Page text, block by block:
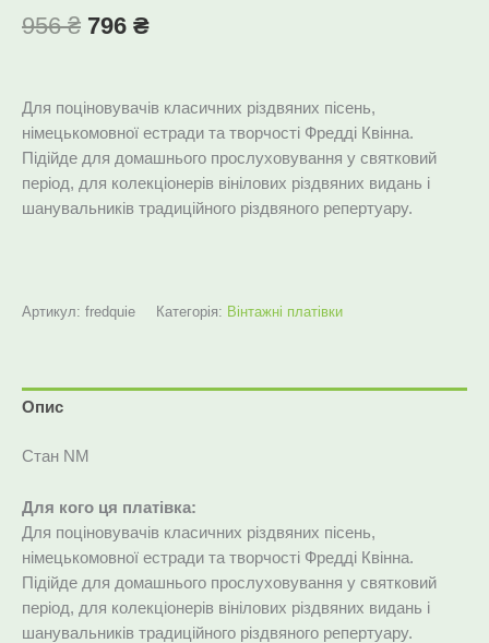
956₴ 796 ₴
Для поціновувачів класичних різдвяних пісень,
німецькомовної естради та творчості Фредді Квінна.
Підійде для домашнього прослуховування у святковий
період, для колекціонерів вінілових різдвяних видань і
шанувальників традиційного різдвяного репертуару.
Артикул: fredquie Категорія: Вінтажні платівки
Опис
Стан NM
Для кого ця платівка:
Для поціновувачів класичних різдвяних пісень,
німецькомовної естради та творчості Фредді Квінна.
Підійде для домашнього прослуховування у святковий
період, для колекціонерів вінілових різдвяних видань і
шанувальників традиційного різдвяного репертуару.